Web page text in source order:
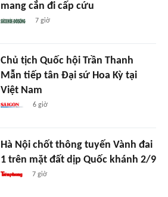
mang cắn đi cấp cứu
7 giờ
Chủ tịch Quốc hội Trần Thanh
Mẫn tiếp tân Đại sứ Hoa Kỳ tại
Việt Nam
6 giờ
Hà Nội chốt thông tuyến Vành đai
1 trên mặt đất dịp Quốc khánh 2/9
7 giờ